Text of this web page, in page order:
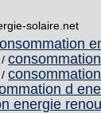
solaire.net
/
/
d
energie